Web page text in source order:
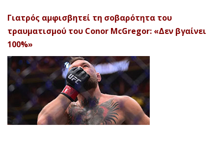
Γιατρός αμφισβητεί τη σοβαρότητα του
τραυματισμού του Conor McGregor: «Δεν βγαίνει
100%»